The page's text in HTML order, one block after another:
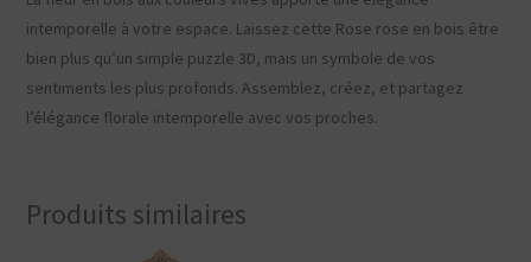
intemporelle à votre espace. Laissez cette Rose rose en bois être
bien plus qu’un simple puzzle 3D, mais un symbole de vos
sentiments les plus profonds. Assemblez, créez, et partagez
l’élégance florale intemporelle avec vos proches.
Produits similaires